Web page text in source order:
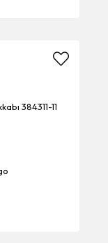
384311-11